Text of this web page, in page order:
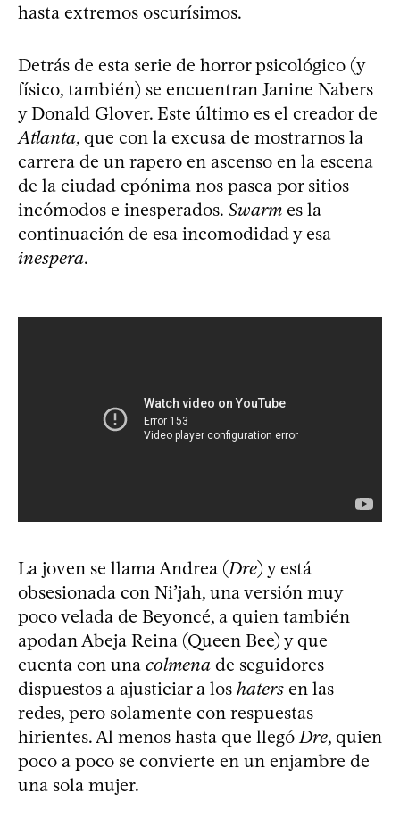
hasta extremos oscurísimos.
Detrás de esta serie de horror psicológico (y
físico, también) se encuentran Janine Nabers
y Donald Glover. Este último es el creador de
Atlanta, que con la excusa de mostrarnos la
carrera de un rapero en ascenso en la escena
de la ciudad epónima nos pasea por sitios
incómodos e inesperados. Swarm es la
continuación de esa incomodidad y esa
inespera.
La joven se llama Andrea (Dre) y está
obsesionada con Ni’jah, una versión muy
poco velada de Beyoncé, a quien también
apodan Abeja Reina (Queen Bee) y que
cuenta con una colmena de seguidores
dispuestos a ajusticiar a los haters en las
redes, pero solamente con respuestas
hirientes. Al menos hasta que llegóDre, quien
poco a poco se convierte en un enjambre de
una sola mujer.